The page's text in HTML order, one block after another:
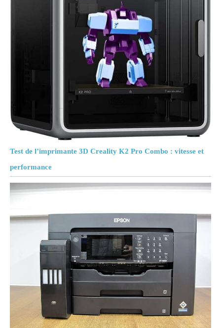
Test de l’imprimante 3D Creality K2 Pro Combo : vitesse et
performance